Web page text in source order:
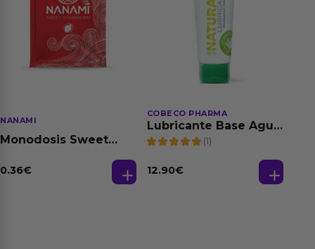
NANAMI
Monodosis Sweet
0.36€
COBECO PHARMA
Lubricante Base Agua
100% Natural 125 ml
(1)
12.90€